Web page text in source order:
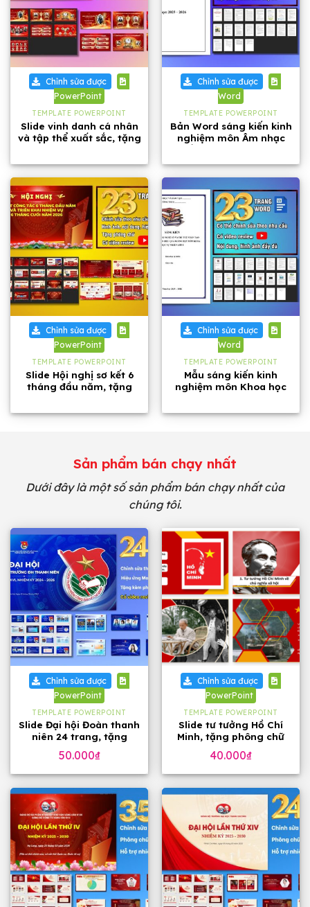
Chỉnh sửa được
PowerPoint
TEMPLATE POWERPOINT
Slide vinh danh cá nhân
và tập thể xuất sắc, tặng
Chỉnh sửa được
Word
TEMPLATE POWERPOINT
Bản Word sáng kiến kinh
nghiệm môn Âm nhạc
Chỉnh sửa được
PowerPoint
TEMPLATE POWERPOINT
Slide Hội nghị sơ kết 6
tháng đầu năm, tặng
Chỉnh sửa được
Word
TEMPLATE POWERPOINT
Mẫu sáng kiến kinh
nghiệm môn Khoa học
Sản phẩm bán chạy nhất
Dưới đây là một số sản phẩm bán chạy nhất của
chúng tôi.
Chỉnh sửa được
PowerPoint
TEMPLATE POWERPOINT
Slide Đại hội Đoàn thanh
niên 24 trang, tặng
50.000₫
Chỉnh sửa được
PowerPoint
TEMPLATE POWERPOINT
Slide tư tưởng Hồ Chí
Minh, tặng phông chữ
40.000₫